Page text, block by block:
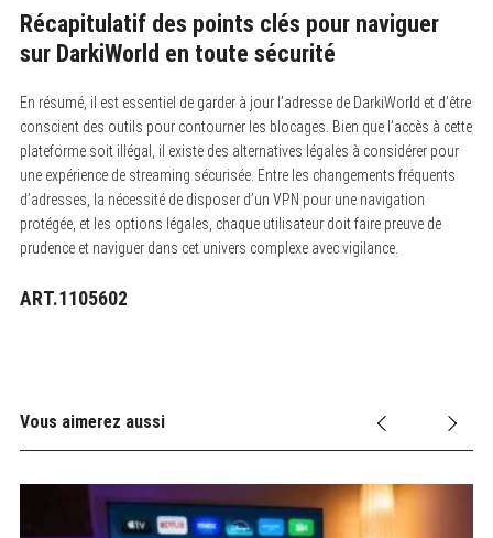
Récapitulatif des points clés pour naviguer
sur DarkiWorld en toute sécurité
En résumé, il est essentiel de garder à jour l’adresse de DarkiWorld et d’être
conscient des outils pour contourner les blocages. Bien que l’accès à cette
plateforme soit illégal, il existe des alternatives légales à considérer pour
une expérience de streaming sécurisée. Entre les changements fréquents
d’adresses, la nécessité de disposer d’un VPN pour une navigation
protégée, et les options légales, chaque utilisateur doit faire preuve de
prudence et naviguer dans cet univers complexe avec vigilance.
ART.1105602
Vous aimerez aussi